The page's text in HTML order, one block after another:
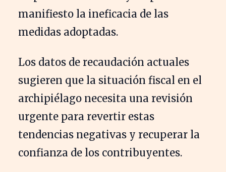
manifiesto la ineficacia de las
medidas adoptadas.
Los datos de recaudación actuales
sugieren que la situación fiscal en el
archipiélago necesita una revisión
urgente para revertir estas
tendencias negativas y recuperar la
confianza de los contribuyentes.